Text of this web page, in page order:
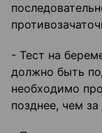
- Тест на
должно быть
необходимо
позднее, чем за